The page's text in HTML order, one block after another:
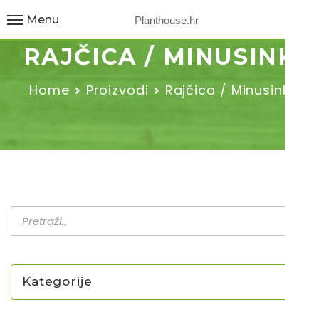
Planthouse.hr
Menu
RAJČICA / MINUSINK
Home Proizvodi Rajčica / Minusink
Kategorije